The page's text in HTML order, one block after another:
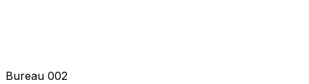
Bureau 002